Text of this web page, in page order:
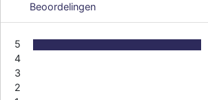
Beoordelingen
5
4
3
2